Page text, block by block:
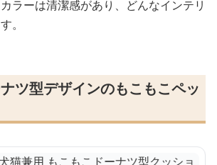
ラーは清潔感があり、どんなインテリ
。
ツ型デザインのもこもこペッ